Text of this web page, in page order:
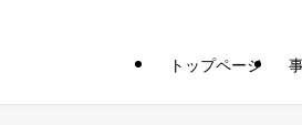
トップページ